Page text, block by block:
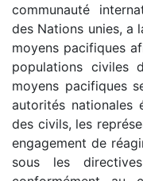
communauté
des Nations unies, a
moyens pacifiques
populations civiles
moyens pacifiques
autorités nationales
des civils, les
engagement de
sous les